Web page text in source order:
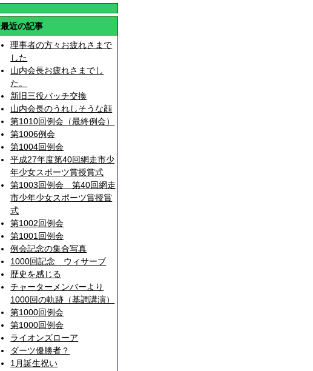
最近の記事
理事者の方々お疲れさまで
した
山内会長お疲れさまでし
た。
新旧三役バッチ交換
山内会長のうれしそうな顔
第1010回例会（最終例会）
第1006例会
第1004回例会
平成27年度第40回網走市少
年少女スポーツ賞授賞式
第1003回例会 第40回網走
市少年少女スポーツ賞授賞
式
第1002回例会
第1001回例会
例会記念の集合写真
1000回記念 ウィサーブ
歴史を感じる
チャーターメンバーより
1000回の軌跡（基調講演）
第1000回例会
第1000回例会
ライオンズローア
ダーツ優勝者？
1月誕生祝い